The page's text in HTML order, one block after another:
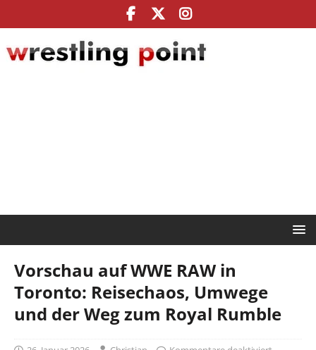
Vorschau auf WWE RAW in
Toronto: Reisechaos, Umwege
und der Weg zum Royal Rumble